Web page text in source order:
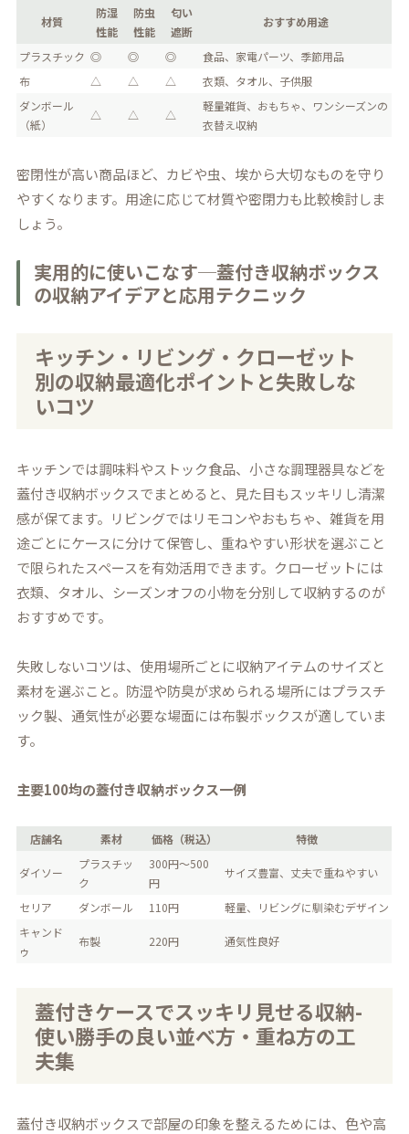
材質
防湿
性能
防虫
性能
匂い
遮断
おすすめ用途
プラスチック ◎ ◎ ◎
食品、家電パーツ、季節用品
布
△ △ △
衣類、タオル、子供服
ダンボール
（紙）
△ △ △
軽量雑貨、おもちゃ、ワンシーズンの
衣替え収納
密閉性が高い商品ほど、カビや虫、埃から大切なものを守り
やすくなります。用途に応じて材質や密閉力も比較検討しま
しょう。
実用的に使いこなす─蓋付き収納ボックス
の収納アイデアと応用テクニック
キッチン・リビング・クローゼット
別の収納最適化ポイントと失敗しな
いコツ
キッチンでは調味料やストック食品、小さな調理器具などを
蓋付き収納ボックスでまとめると、見た目もスッキリし清潔
感が保てます。リビングではリモコンやおもちゃ、雑貨を用
途ごとにケースに分けて保管し、重ねやすい形状を選ぶこと
で限られたスペースを有効活用できます。クローゼットには
衣類、タオル、シーズンオフの小物を分別して収納するのが
おすすめです。
失敗しないコツは、使用場所ごとに収納アイテムのサイズと
素材を選ぶこと。防湿や防臭が求められる場所にはプラスチ
ック製、通気性が必要な場面には布製ボックスが適していま
す。
主要100均の蓋付き収納ボックス一例
店舗名 素材 価格（税込） 特徴
ダイソー
プラスチッ
ク
300円～500
円
サイズ豊富、丈夫で重ねやすい
セリア ダンボール 110円
軽量、リビングに馴染むデザイン
キャンド
ゥ
布製 220円 通気性良好
蓋付きケースでスッキリ見せる収納-
使い勝手の良い並べ方・重ね方の工
夫集
蓋付き収納ボックスで部屋の印象を整えるためには、色や高